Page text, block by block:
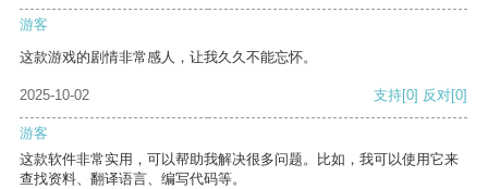
游客
这款游戏的剧情非常感人，让我久久不能忘怀。
2025-10-02 支持[0] 反对[0]
游客
这款软件非常实用，可以帮助我解决很多问题。比如，我可以使用它来
查找资料、翻译语言、编写代码等。